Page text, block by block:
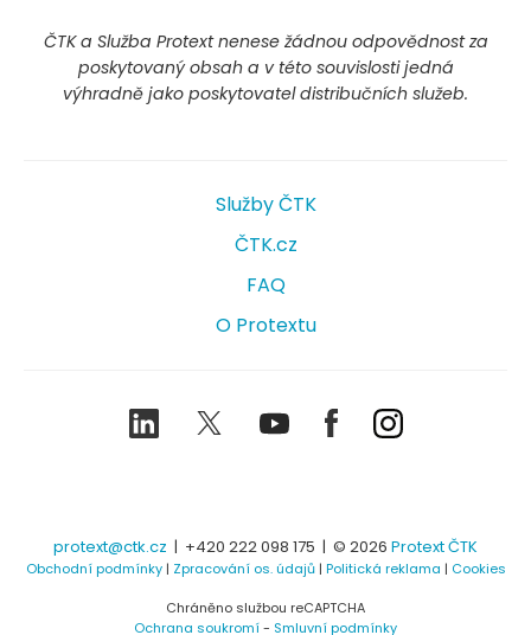
ČTK a Služba Protext nenese žádnou odpovědnost za
poskytovaný obsah a v této souvislosti jedná
výhradně jako poskytovatel distribučních služeb.
Služby ČTK
ČTK.cz
FAQ
O Protextu
LinkedIn TwitterYoutubeFacebookInstagram
protext@ctk.cz | +420 222 098 175 | © 2026 Protext ČTK
Obchodní podmínky| Zpracování os. údajů| Politická reklama | Cookies
Chráněno službou reCAPTCHA
Ochrana soukromí- Smluvní podmínky